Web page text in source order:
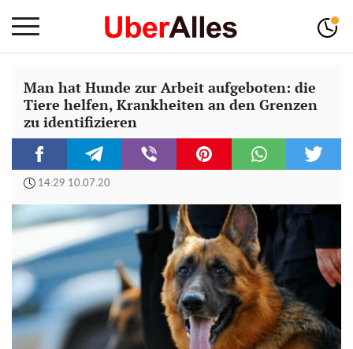
Man hat Hunde zur Arbeit aufgeboten: die
Tiere helfen, Krankheiten an den Grenzen
zu identifizieren
14:29 10.07.20